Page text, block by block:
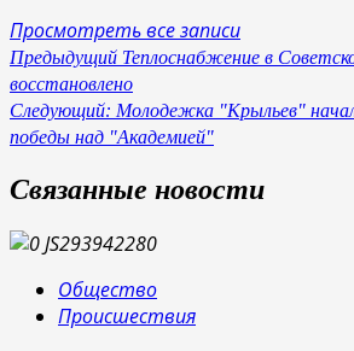
Просмотреть все записи
Навигация
по
записям
Предыдущий Теплоснабжение в
восстановлено
Следующий: Молодежка "Крыльев"
победы над "Академией"
Связанные новости
Общество
Происшествия